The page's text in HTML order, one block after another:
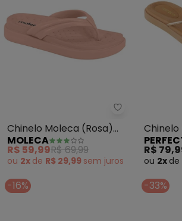
Moleca -
Chinelo Moleca (Rosa)
com Palmilha Confort
MOLECA
R$ 59,99R$ 69,99
ou 2x de R$ 29,99 sem juros
R$
ou 2x de
-16% -33%